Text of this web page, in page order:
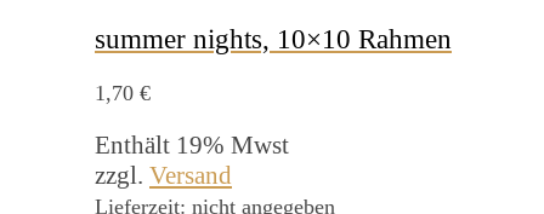
summer nights, 10×10 Rahmen
1,70 €
Enthält 19% Mwst
zzgl. Versand
Lieferzeit: nicht angegeben